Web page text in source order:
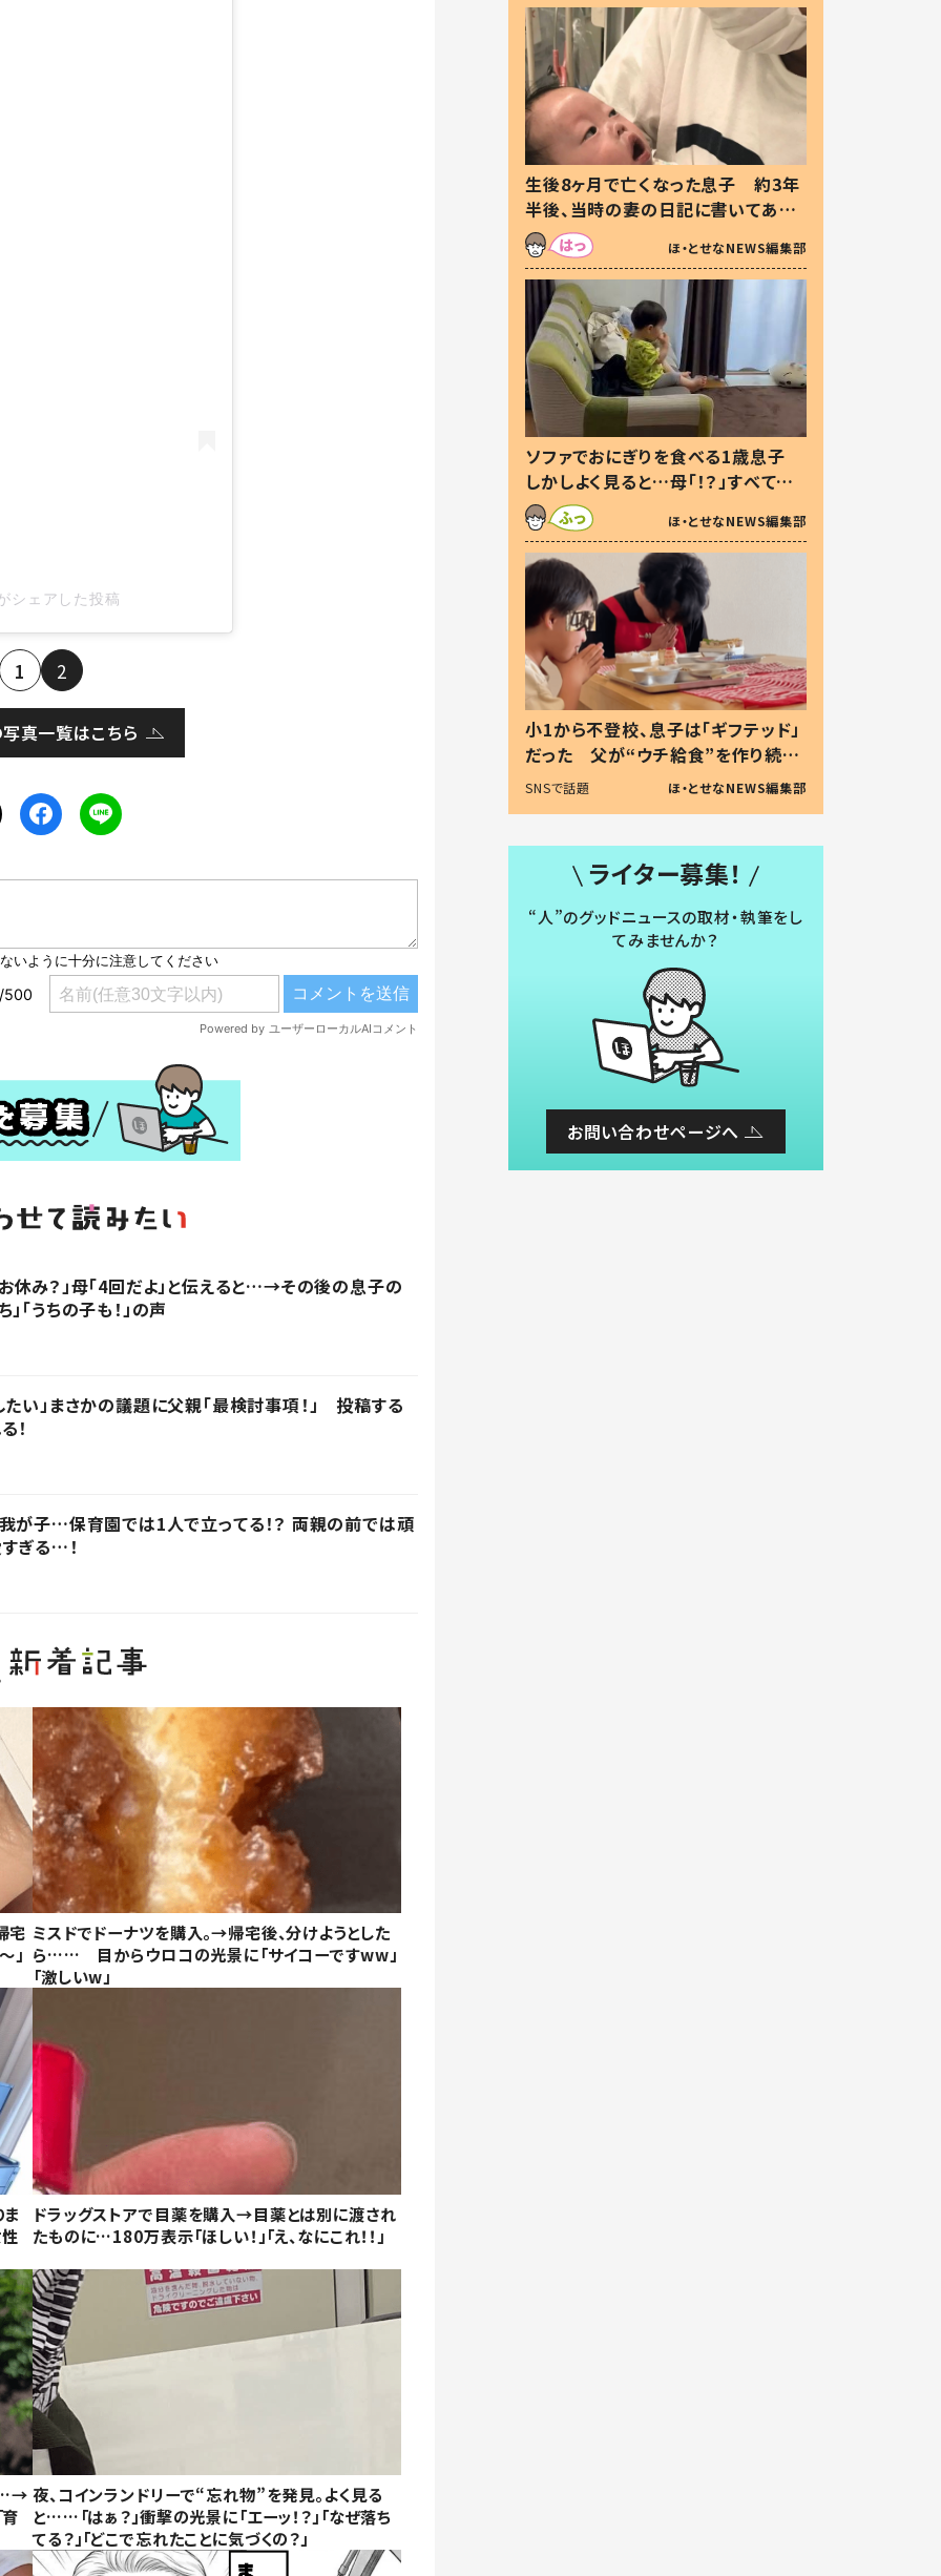
シェアした投稿
1 2
真一覧はこちら
休み？」母「4回だよ」と伝えると…→その後の息子の
「うちの子も！」の声
い」まさかの議題に父親「最検討事項！」 投稿する
！
が子…保育園では1人で立ってる！？ 両親の前では頑
ぎる…！
宅
」
ミスドでドーナツを購入。→帰宅後、分けようとした
ら…… 目からウロコの光景に「サイコーですww」
「激しいw」
ドラッグストアで目薬を購入→目薬とは別に渡され
たものに…180万表示「ほしい！」「え、なにこれ！！」
…→ 夜、コインランドリーで“忘れ物”を発見。よく見る
と……「はぁ？」衝撃の光景に「エーッ！？」「なぜ落ち
てる？」「どこで忘れたことに気づくの？」
生後8ヶ月で亡くなった息子 約3年
半後、当時の妻の日記に書いてあっ
た本音とは
ほ・とせなNEWS編集部
ソファでおにぎりを食べる1歳息子
しかしよく見ると…母「！？」すべてを
察した母の投稿に「可愛いから許
す！」「現行犯〜」
ほ・とせなNEWS編集部
小1から不登校、息子は「ギフテッド」
だった 父が“ウチ給食”を作り続け
る理由とは #令和の親 #令和の子
SNSで話題 ほ・とせなNEWS編集部
ライター募集！
“人”のグッドニュースの取材・執筆をし
てみませんか？
お問い合わせページへ